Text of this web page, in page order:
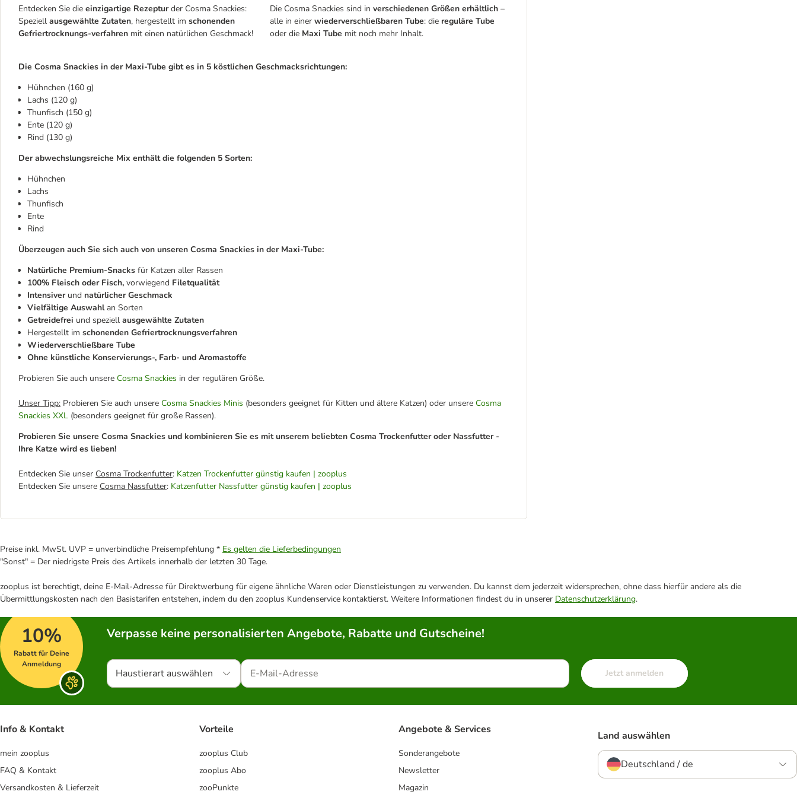
Entdecken Sie die einzigartige Rezepturder Cosma Snackies:
Speziell ausgewählte Zutaten, hergestellt im schonenden
Gefriertrocknungs-verfahren mit einen natürlichen Geschmack!
Die Cosma Snackies sind in verschiedenen Größen erhältlich–
alle in einer wiederverschließbaren Tube: die reguläre Tube
oder dieMaxi Tube mit noch mehr Inhalt.
Die Cosma Snackies in der Maxi-Tube gibt es in 5 köstlichen Geschmacksrichtungen:
Hühnchen (160 g)
Lachs (120 g)
Thunfisch (150 g)
Ente (120 g)
Rind (130 g)
Der abwechslungsreiche Mix enthält die folgenden 5 Sorten:
Hühnchen
Lachs
Thunfisch
Ente
Rind
Überzeugen auch Sie sich auch von unseren Cosma Snackies in der Maxi-Tube:
Natürliche Premium-Snacks für Katzen aller Rassen
100% Fleisch oder Fisch, vorwiegend Filetqualität
Intensiver und natürlicher Geschmack
Vielfältige Auswahlan Sorten
Getreidefrei und speziell ausgewählte Zutaten
Hergestellt im schonenden Gefriertrocknungsverfahren
Wiederverschließbare Tube
Ohne künstliche Konservierungs-, Farb- und Aromastoffe
Probieren Sie auch unsere Cosma Snackies in der regulären Größe.
Unser Tipp: Probieren Sie auch unsere Cosma Snackies Minis (besonders geeignet für Kitten und ältere Katzen) oder unsere Cosma
Snackies XXL (besonders geeignet für große Rassen).
Probieren Sie unsere Cosma Snackies und kombinieren Sie es mit unserem beliebten Cosma Trockenfutter oder Nassfutter -
Ihre Katze wird es lieben!
Entdecken Sie unser Cosma Trockenfutter: Katzen Trockenfutter günstig kaufen | zooplus
Entdecken Sie unsere Cosma Nassfutter: Katzenfutter Nassfutter günstig kaufen | zooplus
Preise inkl. MwSt. UVP = unverbindliche Preisempfehlung * Es gelten die Lieferbedingungen
"Sonst" = Der niedrigste Preis des Artikels innerhalb der letzten 30 Tage.
zooplus ist berechtigt, deine E-Mail-Adresse für Direktwerbung für eigene ähnliche Waren oder Dienstleistungen zu verwenden. Du kannst dem jederzeit widersprechen, ohne dass hierfür andere als die
Übermittlungskosten nach den Basistarifen entstehen, indem du den zooplus Kundenservice kontaktierst. Weitere Informationen findest du in unserer Datenschutzerklärung.
10%
Rabatt für Deine
Anmeldung
Verpasse keine personalisierten Angebote, Rabatte und Gutscheine!
Haustierart auswählen Jetzt anmelden
Info & Kontakt
mein zooplus
FAQ & Kontakt
Versandkosten & Lieferzeit
Vorteile
zooplus Club
zooplus Abo
zooPunkte
Angebote & Services
Sonderangebote
Newsletter
Magazin
Land auswählen
Deutschland / de